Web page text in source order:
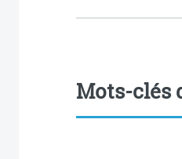
Mots-clés